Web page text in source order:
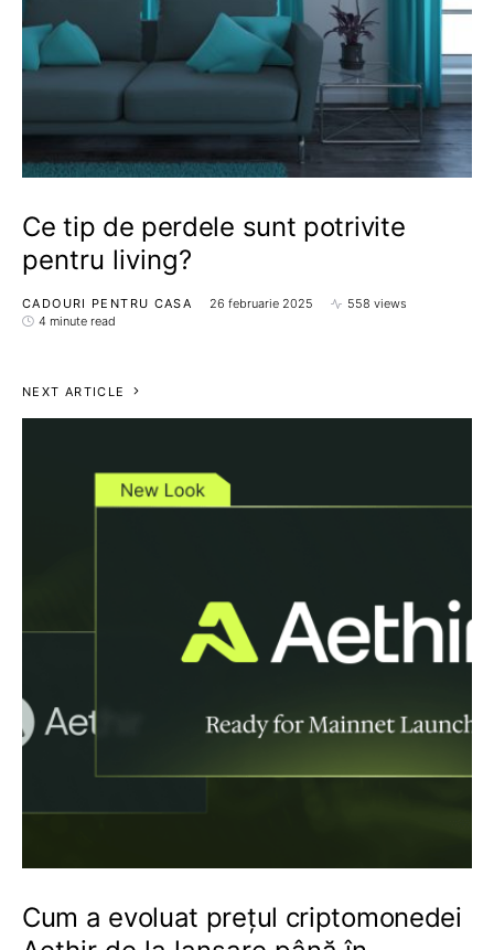
Ce tip de perdele sunt potrivite
pentru living?
CADOURI PENTRU CASA 26 februarie 2025
558 views
4 minute read
NEXT ARTICLE
Cum a evoluat prețul criptomonedei